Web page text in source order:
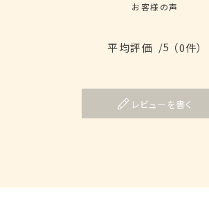
お客様の声
平均評価 /5 （0件）
レビューを書く